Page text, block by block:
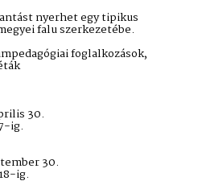
nyerhet egy tipikus
falu szerkezetébe.
foglalkozások,
30.
ig.
30.
ig.